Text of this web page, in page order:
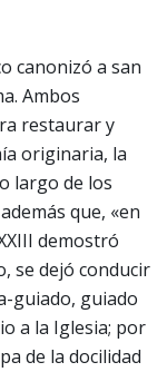
canonizó a san
Ambos
restaurar y
originaria, la
largo de los
que, «en
demostró
se dejó conducir
guiado, guiado
a la Iglesia; por
de la docilidad